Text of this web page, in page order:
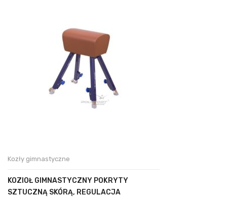
Kozły gimnastyczne
KOZIOŁ GIMNASTYCZNY POKRYTY
SZTUCZNĄ SKÓRĄ, REGULACJA